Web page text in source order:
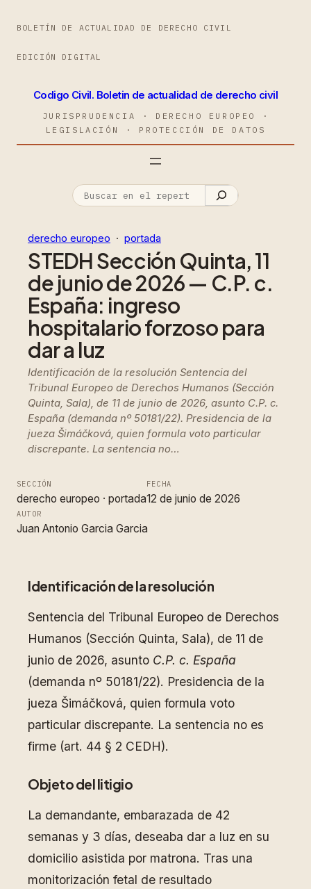
BOLETÍN DE ACTUALIDAD DE DERECHO CIVIL
EDICIÓN DIGITAL
Codigo Civil. Boletin de actualidad de derecho civil
JURISPRUDENCIA · DERECHO EUROPEO ·
LEGISLACIÓN · PROTECCIÓN DE DATOS
derecho europeo
  ·
portada
STEDH Sección Quinta, 11
de junio de 2026 — C.P. c.
España: ingreso
hospitalario forzoso para
dar a luz
Identificación de la resolución Sentencia del
Tribunal Europeo de Derechos Humanos (Sección
Quinta, Sala), de 11 de junio de 2026, asunto C.P. c.
España (demanda nº 50181/22). Presidencia de la
jueza Šimáčková, quien formula voto particular
discrepante. La sentencia no…
SECCIÓN
derecho europeo · portada
FECHA
12 de junio de 2026
AUTOR
Juan Antonio Garcia Garcia
Identificación de la resolución
Sentencia del Tribunal Europeo de Derechos
Humanos (Sección Quinta, Sala), de 11 de
junio de 2026, asunto C.P. c. España
(demanda nº 50181/22). Presidencia de la
jueza Šimáčková, quien formula voto
particular discrepante. La sentencia no es
firme (art. 44 § 2 CEDH).
Objeto del litigio
La demandante, embarazada de 42
semanas y 3 días, deseaba dar a luz en su
domicilio asistida por matrona. Tras una
monitorización fetal de resultado